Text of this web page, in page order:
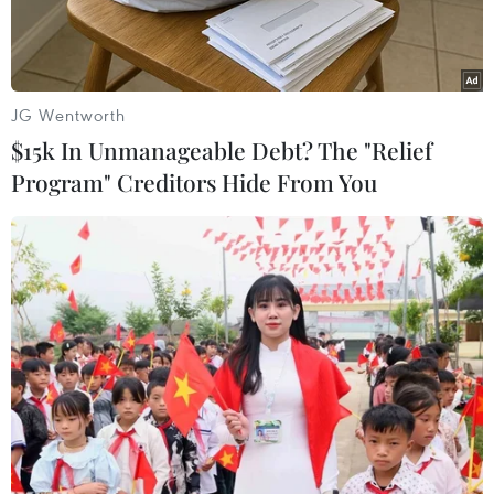
Người phụ nữ Mông tại Lùng Tám thực hiện công đoạn vẽ sáp
ong lên vải lanh trước khi nhuộm chàm. (Ảnh: Lan Anh/TTXVN
phát)
Nằm giữa những dãy núi đá trùng điệp của
vùng cao phía Bắc, xã Lùng Tám (Tuyên Quang)
JG Wentworth
$15k In Unmanageable Debt? The "Relief
Program" Creditors Hide From You